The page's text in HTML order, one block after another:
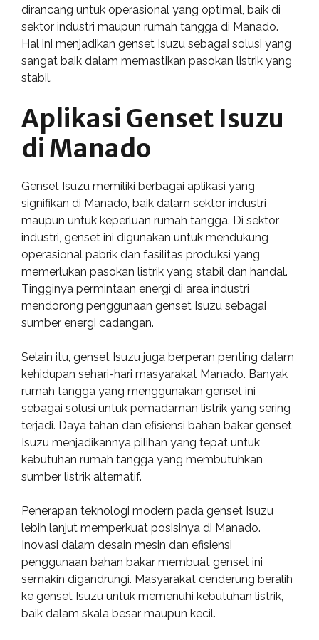
dirancang untuk operasional yang optimal, baik di
sektor industri maupun rumah tangga di Manado.
Hal ini menjadikan genset Isuzu sebagai solusi yang
sangat baik dalam memastikan pasokan listrik yang
stabil.
Aplikasi Genset Isuzu
di Manado
Genset Isuzu memiliki berbagai aplikasi yang
signifikan di Manado, baik dalam sektor industri
maupun untuk keperluan rumah tangga. Di sektor
industri, genset ini digunakan untuk mendukung
operasional pabrik dan fasilitas produksi yang
memerlukan pasokan listrik yang stabil dan handal.
Tingginya permintaan energi di area industri
mendorong penggunaan genset Isuzu sebagai
sumber energi cadangan.
Selain itu, genset Isuzu juga berperan penting dalam
kehidupan sehari-hari masyarakat Manado. Banyak
rumah tangga yang menggunakan genset ini
sebagai solusi untuk pemadaman listrik yang sering
terjadi. Daya tahan dan efisiensi bahan bakar genset
Isuzu menjadikannya pilihan yang tepat untuk
kebutuhan rumah tangga yang membutuhkan
sumber listrik alternatif.
Penerapan teknologi modern pada genset Isuzu
lebih lanjut memperkuat posisinya di Manado.
Inovasi dalam desain mesin dan efisiensi
penggunaan bahan bakar membuat genset ini
semakin digandrungi. Masyarakat cenderung beralih
ke genset Isuzu untuk memenuhi kebutuhan listrik,
baik dalam skala besar maupun kecil.